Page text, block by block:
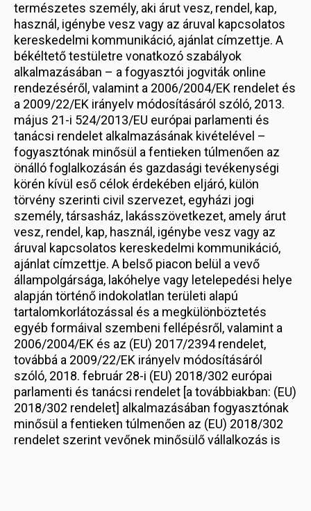
természetes személy, aki árut vesz, rendel, kap,
használ, igénybe vesz vagy az áruval kapcsolatos
kereskedelmi kommunikáció, ajánlat címzettje. A
békéltető testületre vonatkozó szabályok
alkalmazásában – a fogyasztói jogviták online
rendezéséről, valamint a 2006/2004/EK rendelet és
a 2009/22/EK irányelv módosításáról szóló, 2013.
május 21-i 524/2013/EU európai parlamenti és
tanácsi rendelet alkalmazásának kivételével –
fogyasztónak minősül a fentieken túlmenően az
önálló foglalkozásán és gazdasági tevékenységi
körén kívül eső célok érdekében eljáró, külön
törvény szerinti civil szervezet, egyházi jogi
személy, társasház, lakásszövetkezet, amely árut
vesz, rendel, kap, használ, igénybe vesz vagy az
áruval kapcsolatos kereskedelmi kommunikáció,
ajánlat címzettje. A belső piacon belül a vevő
állampolgársága, lakóhelye vagy letelepedési helye
alapján történő indokolatlan területi alapú
tartalomkorlátozással és a megkülönböztetés
egyéb formáival szembeni fellépésről, valamint a
2006/2004/EK és az (EU) 2017/2394 rendelet,
továbbá a 2009/22/EK irányelv módosításáról
szóló, 2018. február 28-i (EU) 2018/302 európai
parlamenti és tanácsi rendelet [a továbbiakban: (EU)
2018/302 rendelet] alkalmazásában fogyasztónak
minősül a fentieken túlmenően az (EU) 2018/302
rendelet szerint vevőnek minősülő vállalkozás is